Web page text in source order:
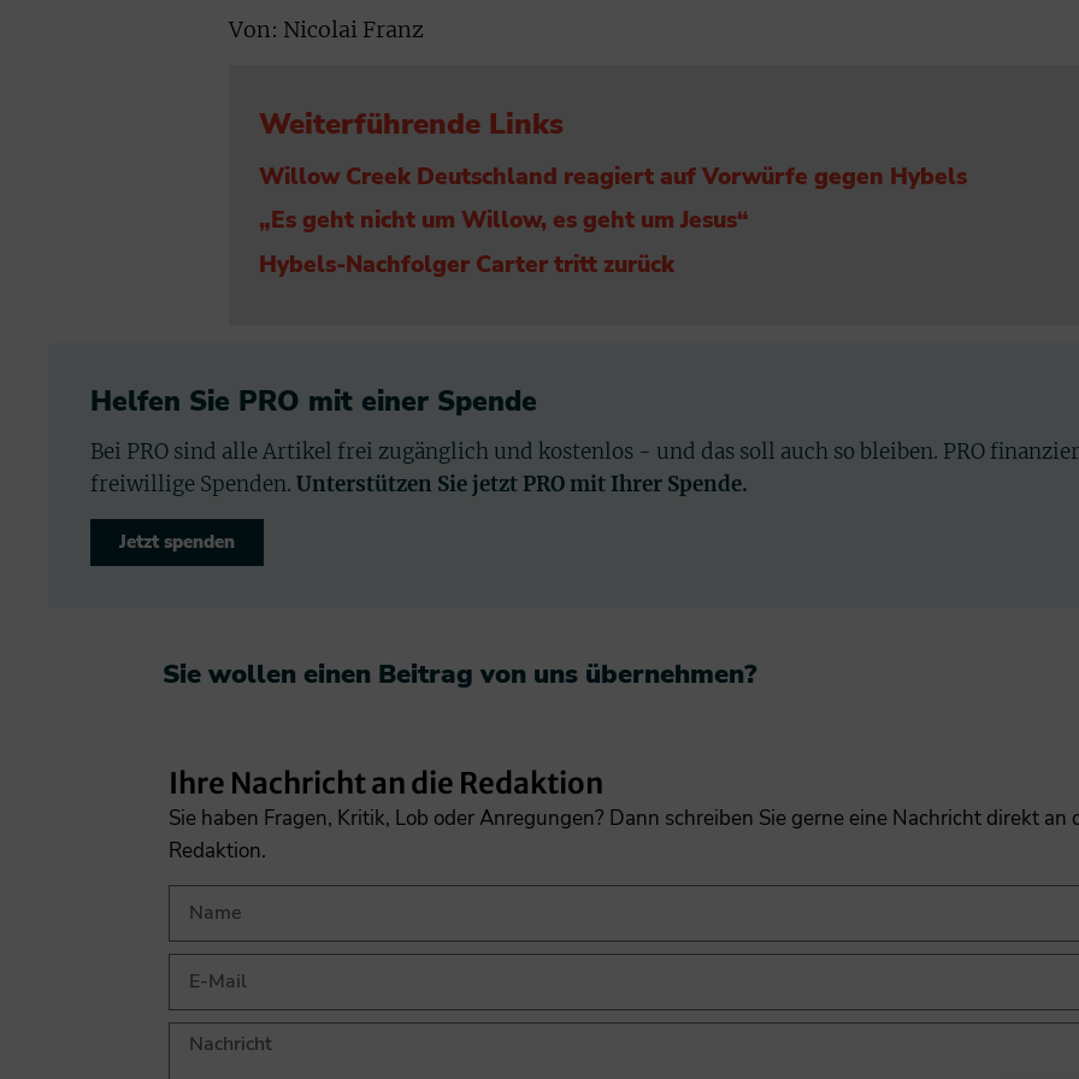
Von: Nicolai Franz
Weiterführende Links
Willow Creek Deutschland reagiert auf Vorwürfe gegen Hybels
„Es geht nicht um Willow, es geht um Jesus“
Hybels-Nachfolger Carter tritt zurück
Helfen Sie PRO mit einer Spende
Bei PRO sind alle Artikel frei zugänglich und kostenlos - und das soll auch so bleiben. PRO
freiwillige Spenden. Unterstützen Sie jetzt PRO mit Ihrer Spende.
Jetzt spenden
Sie wollen einen Beitrag von uns übernehmen?​
Ihre Nachricht an die Redaktion
Sie haben Fragen, Kritik, Lob oder Anregungen? Dann schreiben Sie gerne eine Nachricht direkt an
Redaktion.